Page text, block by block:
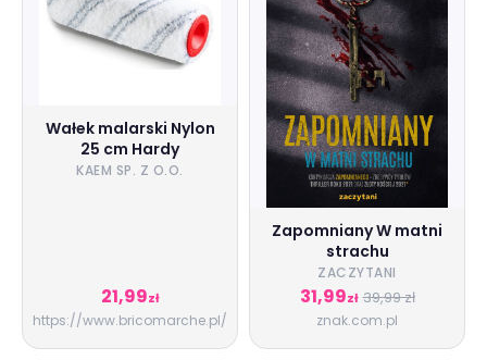
Wałek malarski Nylon
25 cm Hardy
KAEM SP. Z O.O.
21,99zł
https://www.bricomarche.pl/
Zapomniany W matni
strachu
ZACZYTANI
31,99zł 39,99 zł
znak.com.pl